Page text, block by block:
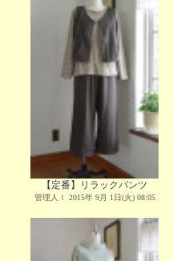
【定番】リラックパンツ
管理人Ｉ 2015年 9月 1日(火) 08:05